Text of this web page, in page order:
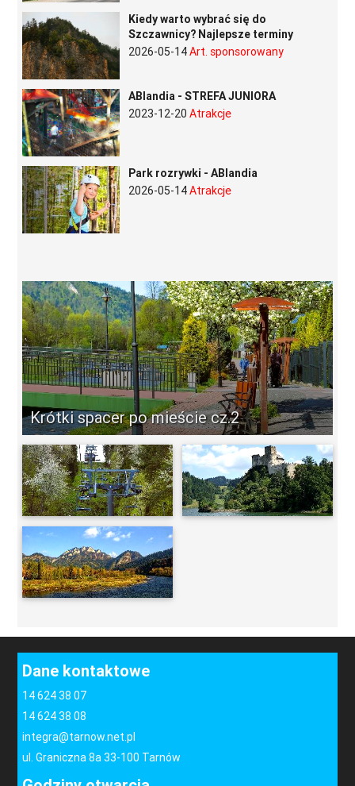
Kiedy warto wybrać się do
Szczawnicy? Najlepsze terminy
2026-05-14Art. sponsorowany
ABlandia - STREFA JUNIORA
2023-12-20 Atrakcje
Park rozrywki - ABlandia
2026-05-14Atrakcje
Krótki spacer po mieście cz.2
-
Dane kontaktowe
14 624 38 07
14 624 38 08
integra@tarnow.net.pl
ul. Graniczna 8a 33-100 Tarnów